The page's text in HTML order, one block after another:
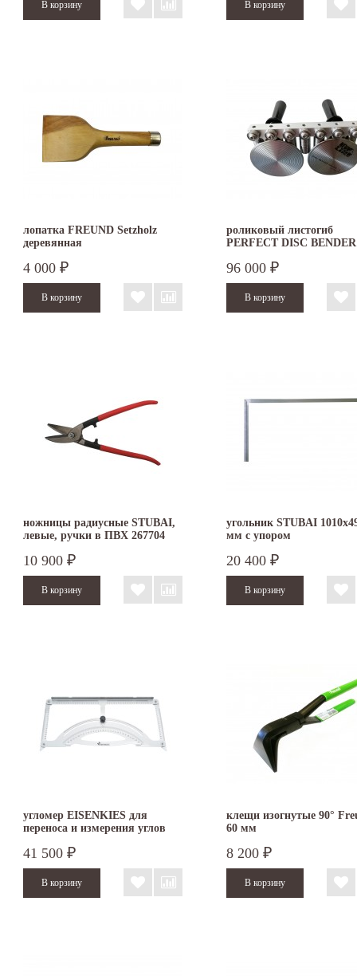
лопатка FREUND Setzholz
деревянная
4 000 ₽
роликовый листогиб
PERFECT DISC
96 000 ₽
ножницы радиусные STUBAI,
левые, ручки в ПВХ 267704
10 900 ₽
угольник STUBAI
мм с упором
20 400 ₽
угломер EISENKIES для
переноса и измерения углов
41 500 ₽
клещи изогнутые 90°
60 мм
8 200 ₽